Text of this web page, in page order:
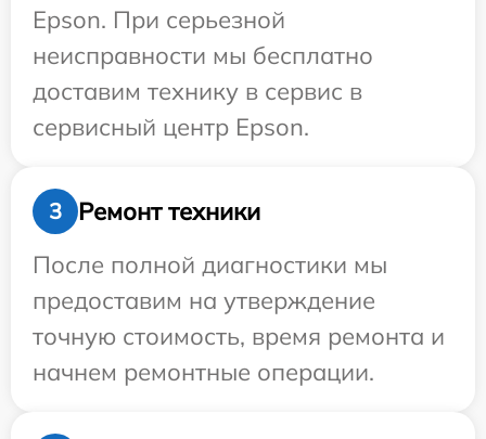
Epson. При серьезной
неисправности мы бесплатно
доставим технику в сервис в
сервисный центр Epson.
3
Ремонт техники
После полной диагностики мы
предоставим на утверждение
точную стоимость, время ремонта и
начнем ремонтные операции.